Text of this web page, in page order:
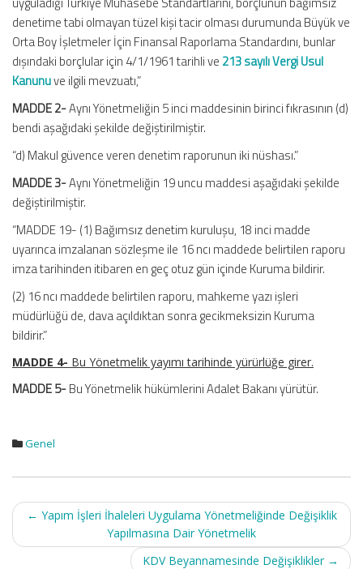
denetime tabi olmayan tüzel kişi tacir olması durumunda Büyük ve
Orta Boy İşletmeler İçin Finansal Raporlama Standardını, bunlar
dışındaki borçlular için 4/1/1961 tarihli ve 213 sayılı Vergi Usul
Kanunuve ilgili mevzuatı,”
MADDE 2-Aynı Yönetmeliğin 5 inci maddesinin birinci fıkrasının (d)
bendi aşağıdaki şekilde değiştirilmiştir.
“d) Makul güvence veren denetim raporunun iki nüshası.”
MADDE 3-Aynı Yönetmeliğin 19 uncu maddesi aşağıdaki şekilde
değiştirilmiştir.
“MADDE 19- (1) Bağımsız denetim kuruluşu, 18 inci madde
uyarınca imzalanan sözleşme ile 16 ncı maddede belirtilen raporu
imza tarihinden itibaren en geç otuz gün içinde Kuruma bildirir.
(2) 16 ncı maddede belirtilen raporu, mahkeme yazı işleri
müdürlüğü de, dava açıldıktan sonra gecikmeksizin Kuruma
bildirir.”
MADDE 4- Bu Yönetmelik yayımı tarihinde yürürlüğe girer.
MADDE 5-Bu Yönetmelik hükümlerini Adalet Bakanı yürütür.
Genel
Post
navigation
← Yapım İşleri İhaleleri Uygulama Yönetmeliğinde Değişiklik
Yapılmasına Dair Yönetmelik
KDV Beyannamesinde Değişiklikler →